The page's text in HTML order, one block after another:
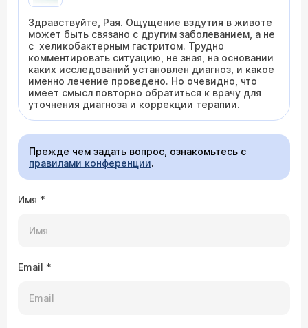
Здравствуйте, Рая. Ощущение вздутия в животе
может быть связано с другим заболеванием, а не
с хеликобактерным гастритом. Трудно
комментировать ситуацию, не зная, на основании
каких исследований установлен диагноз, и какое
именно лечение проведено. Но очевидно, что
имеет смысл повторно обратиться к врачу для
уточнения диагноза и коррекции терапии.
Прежде чем задать вопрос, ознакомьтесь с
правилами конференции.
Имя *
Email *